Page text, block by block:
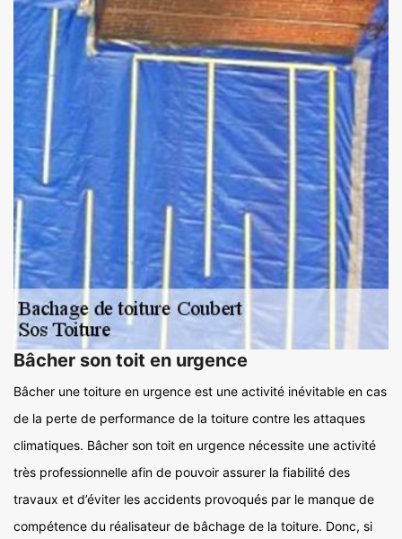
Bâcher son toit en urgence
Bâcher une toiture en urgence est une activité inévitable en cas
de la perte de performance de la toiture contre les attaques
climatiques. Bâcher son toit en urgence nécessite une activité
très professionnelle afin de pouvoir assurer la fiabilité des
travaux et d’éviter les accidents provoqués par le manque de
compétence du réalisateur de bâchage de la toiture. Donc, si